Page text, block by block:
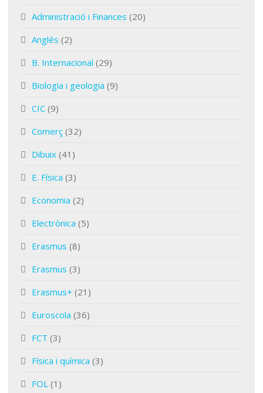
Administració i Finances (20)
Anglés (2)
B. Internacional (29)
Biologia i geologia (9)
CIC (9)
Comerç (32)
Dibuix (41)
E. Física (3)
Economia (2)
Electrònica (5)
Erasmus (8)
Erasmus (3)
Erasmus+ (21)
Euroscola (36)
FCT (3)
Física i química (3)
FOL (1)